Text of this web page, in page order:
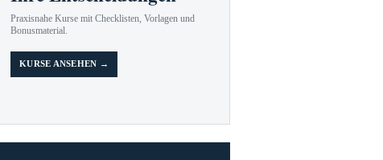
Praxisnahe Kurse mit Checklisten, Vorlagen und
Bonusmaterial.
KURSE ANSEHEN →